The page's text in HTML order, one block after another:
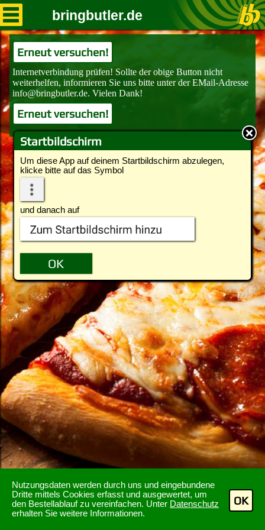
Nutzungsdaten werden durch uns und eingebundene
Dritte mittels Cookies erfasst und ausgewertet, um
den Bestellablauf zu vereinfachen. Unter Datenschutz
erhalten Sie weitere Informationen.
OK
Startbildschirm
Um diese App auf deinem Startbildschirm abzulegen,
klicke bitte auf das Symbol
und danach auf
bringbutler.de
Erneut versuchen!
Erneut versuchen!